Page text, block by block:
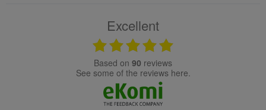
Excellent
based on 90 reviews
see some of the reviews here.